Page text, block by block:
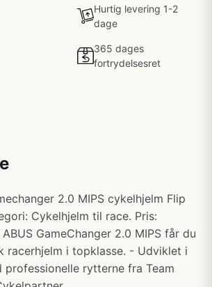
Hurtig levering 1-2
dage
365 dages
fortrydelsesret
2.0 MIPS cykelhjelm Flip
Cykelhjelm til race. Pris:
GameChanger 2.0 MIPS får du
racerhjelm i topklasse. - Udviklet i
professionelle rytterne fra Team